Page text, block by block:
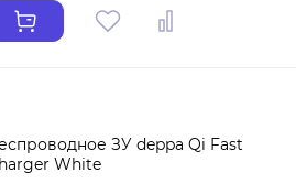
ЗУ deppa Qi Fast
White